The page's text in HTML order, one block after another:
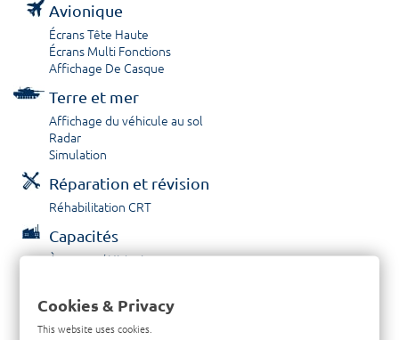
Avionique
Écrans Tête Haute
Écrans Multi Fonctions
Affichage De Casque
Terre et mer
Affichage du véhicule au sol
Radar
Simulation
Réparation et révision
Réhabilitation CRT
Capacités
À propos / Historique
Contactez nous
Cookies & Privacy
This website uses cookies.